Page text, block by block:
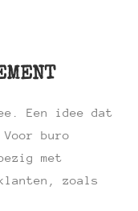
Een idee dat
buro
met
zoals